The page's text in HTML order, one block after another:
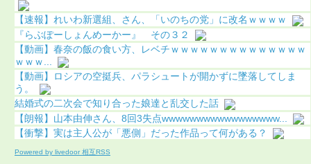
【速報】れいわ新選組、さん、「いのちの党」に改名ｗｗｗｗ
『らぶぽーしょんめーかー』 その３２
【動画】春奈の飯の食い方、レベチｗｗｗｗｗｗｗｗｗｗｗｗｗｗ
ｗｗｗ...
【動画】ロシアの空挺兵、パラシュートが開かずに墜落してしま
う。
結婚式の二次会で知り合った娘達と乱交した話
【朗報】山本由伸さん、8回3失点wwwwwwwwwwwwwwwww...
【衝撃】実は主人公が「悪側」だった作品って何がある？
Powered by livedoor 相互RSS